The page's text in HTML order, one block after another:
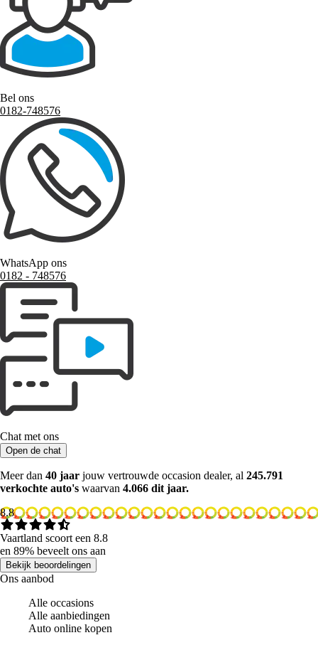
Bel ons
0182-748576
WhatsApp ons
0182 ‑ 748576
Chat met ons
Open de chat
Meer dan 40 jaar jouw vertrouwde occasion dealer, al 245.791
verkochte auto's waarvan 4.066 dit jaar.
8.8
Vaartland scoort een 8.8
en 89% beveelt ons aan
Bekijk beoordelingen
Ons aanbod
Alle occasions
Alle aanbiedingen
Auto online kopen